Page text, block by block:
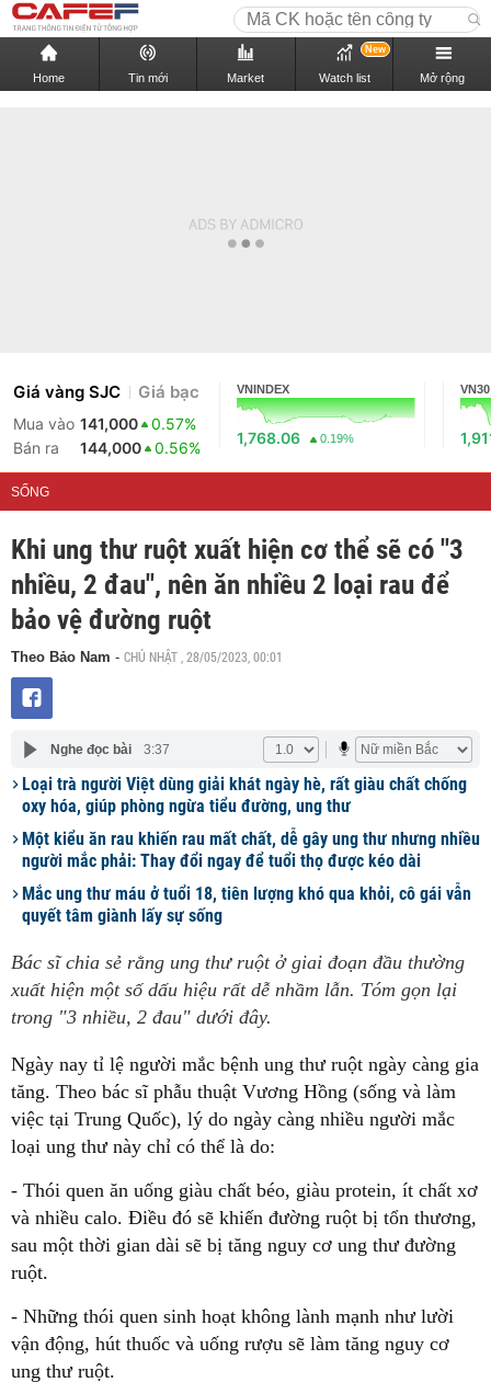
Home Tin mới Market Watch list
New
Mở rộng
Giá vàng SJC Giá bạc
Mua vào 141,000
0.57%
Bán ra
144,000 0.56%
VNINDEX
1,768.06 0.19%
VN30
SỐNG
Khi ung thư ruột xuất hiện cơ thể sẽ có "3
nhiều, 2 đau", nên ăn nhiều 2 loại rau để
bảo vệ đường ruột
Theo Bảo Nam - CHỦ NHẬT , 28/05/2023, 00:01
Nghe đọc bài 3:37
Loại trà người Việt dùng giải khát ngày hè, rất giàu chất chống
oxy hóa, giúp phòng ngừa tiểu đường, ung thư
Một kiểu ăn rau khiến rau mất chất, dễ gây ung thư nhưng nhiều
người mắc phải: Thay đổi ngay để tuổi thọ được kéo dài
Mắc ung thư máu ở tuổi 18, tiên lượng khó qua khỏi, cô gái vẫn
quyết tâm giành lấy sự sống
Bác sĩ chia sẻ rằng ung thư ruột ở giai đoạn đầu thường
xuất hiện một số dấu hiệu rất dễ nhầm lẫn. Tóm gọn lại
trong "3 nhiều, 2 đau" dưới đây.
Ngày nay tỉ lệ người mắc bệnh ung thư ruột ngày càng gia
tăng. Theo bác sĩ phẫu thuật Vương Hồng (sống và làm
việc tại Trung Quốc), lý do ngày càng nhiều người mắc
loại ung thư này chỉ có thể là do:
- Thói quen ăn uống giàu chất béo, giàu protein, ít chất xơ
và nhiều calo. Điều đó sẽ khiến đường ruột bị tổn thương,
sau một thời gian dài sẽ bị tăng nguy cơ ung thư đường
ruột.
- Những thói quen sinh hoạt không lành mạnh như lười
vận động, hút thuốc và uống rượu sẽ làm tăng nguy cơ
ung thư ruột.